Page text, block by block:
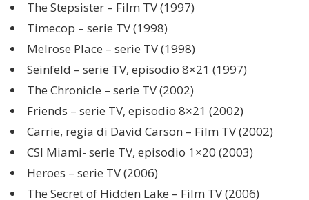
The Stepsister – Film TV (1997)
Timecop – serie TV (1998)
Melrose Place – serie TV (1998)
Seinfeld – serie TV, episodio 8×21 (1997)
The Chronicle – serie TV (2002)
Friends – serie TV, episodio 8×21 (2002)
Carrie, regia di David Carson – Film TV (2002)
CSI Miami- serie TV, episodio 1×20 (2003)
Heroes – serie TV (2006)
The Secret of Hidden Lake – Film TV (2006)